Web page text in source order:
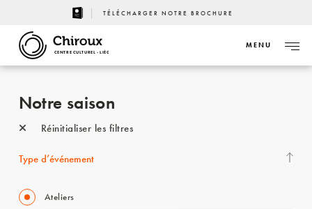
TÉLÉCHARGER NOTRE BROCHURE
CENTRE CULTUREL - LIÈGE
MENU
Notre saison
Réinitialiser les filtres
Type d’événement
Ateliers